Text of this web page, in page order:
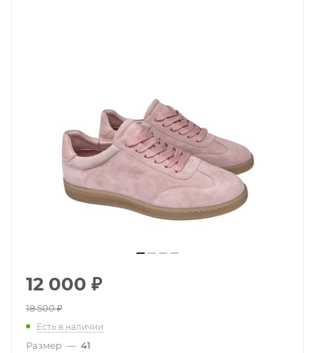
12 000 ₽
18 500₽
Есть в наличии
Размер — 41